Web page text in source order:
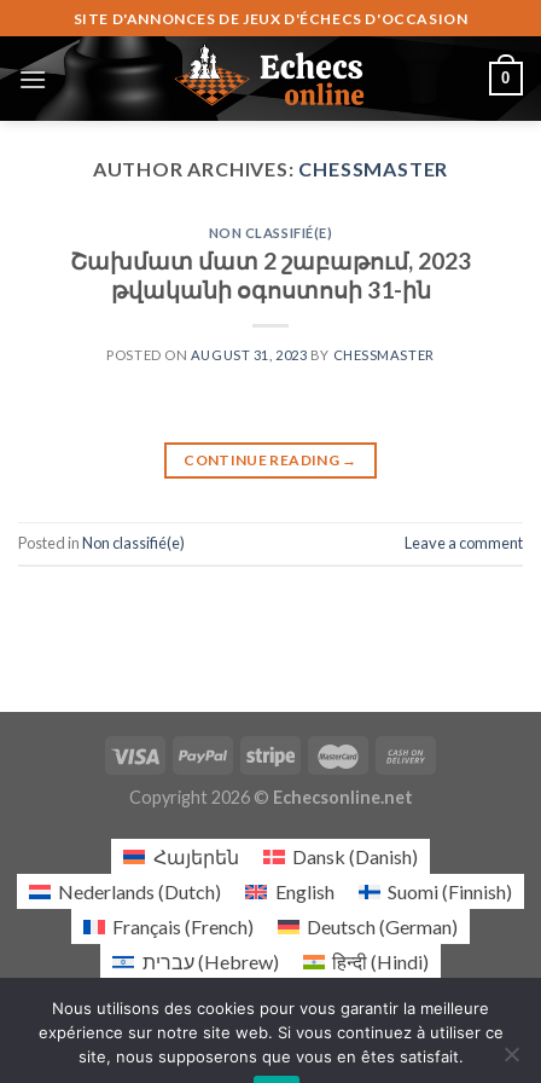
to
content
SITE D'ANNONCES DE JEUX D'ÉCHECS D'OCCASION
0
AUTHOR ARCHIVES: CHESSMASTER
NON CLASSIFIÉ(E)
Շախմատ մատ 2 շաբաթում, 2023
թվականի օգոստոսի 31-ին
POSTED ON AUGUST 31, 2023 BY CHESSMASTER
CONTINUE READING →
Posted inNon classifié(e) Leave a comment
Copyright 2026 © Echecsonline.net
Հայերեն Dansk (Danish)
Nederlands (Dutch) English Suomi(Finnish)
Français (French) Deutsch(German)
עברית(Hebrew) हिन्दी(Hindi)
Norsk bokmål(Norwegian Bokmål )
Español(Spanish)
Nous utilisons des cookies pour vous garantir la meilleure
expérience sur notre site web. Si vous continuez à utiliser ce
site, nous supposerons que vous en êtes satisfait.